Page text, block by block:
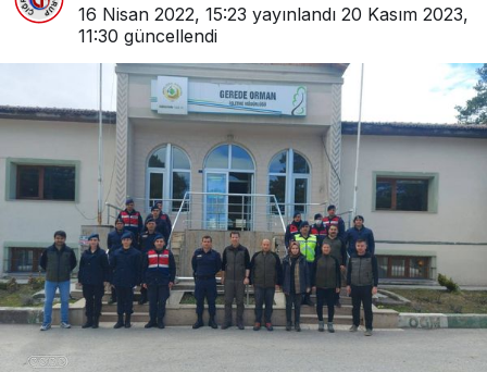
16 Nisan 2022, 15:23 yayınlandı 20 Kasım 2023,
11:30 güncellendi